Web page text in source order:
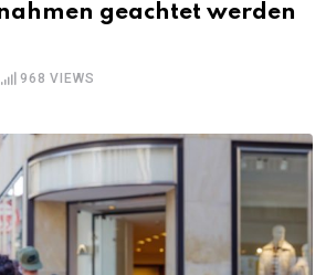
geachtet werden
968 VIEWS